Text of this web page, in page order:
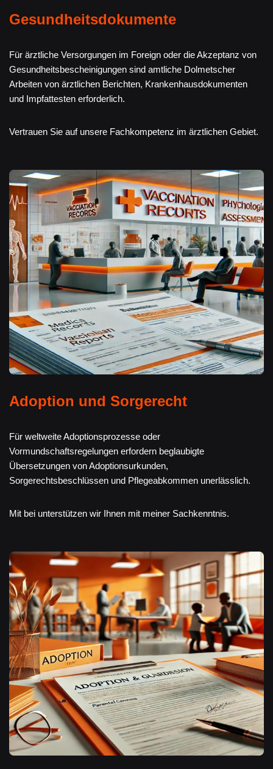
Gesundheitsdokumente
Für ärztliche Versorgungen im Foreign oder die Akzeptanz von
Gesundheitsbescheinigungen sind amtliche Dolmetscher
Arbeiten von ärztlichen Berichten, Krankenhausdokumenten
und Impfattesten erforderlich.
Vertrauen Sie auf unsere Fachkompetenz im ärztlichen Gebiet.
Adoption und Sorgerecht
Für weltweite Adoptionsprozesse oder
Vormundschaftsregelungen erfordern beglaubigte
Übersetzungen von Adoptionsurkunden,
Sorgerechtsbeschlüssen und Pflegeabkommen unerlässlich.
Mit bei unterstützen wir Ihnen mit meiner Sachkenntnis.